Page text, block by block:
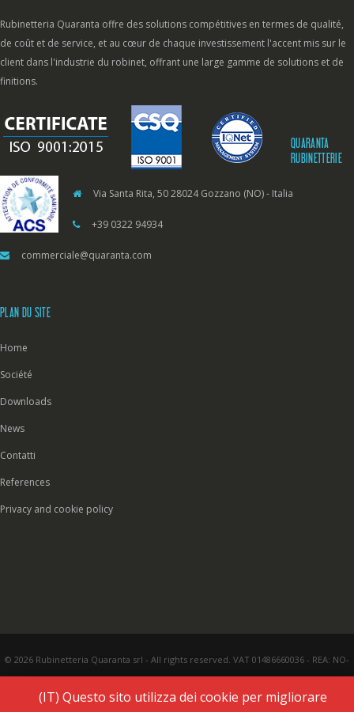
Rubinetteria Quaranta offre des solutions compétitives en termes de qualité,
de coût et de service, et au cœur de chaque investissement l'accent mis sur le
client dans l'industrie du robinet, offrant une large gamme de solutions et de
finitions.
QUARANTA
RUBINETTERIE
Via Santa Rita, 50 28024 Gozzano (NO) - Italia
+39 0322 94934
commerciale@quaranta.com
PLAN DU SITE
Home
Société
Downloads
News
Contatti
References
Privacy and cookie policy
© 2026 Rubinetteria Quaranta srl - All rights reserved. VAT 01486660036 - REA: NO-
(IT) Questo sito utilizza dei cookie per migliorare